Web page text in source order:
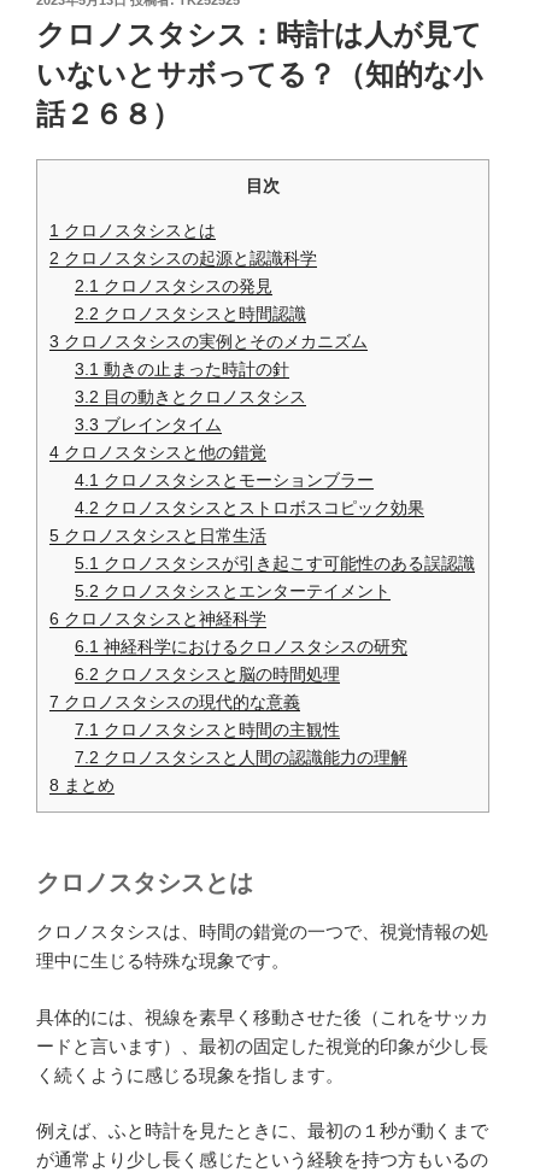
日:
クロノスタシス：時計は人が見て
いないとサボってる？（知的な小
話２６８）
目次
1 クロノスタシスとは
2 クロノスタシスの起源と認識科学
2.1 クロノスタシスの発見
2.2 クロノスタシスと時間認識
3 クロノスタシスの実例とそのメカニズム
3.1 動きの止まった時計の針
3.2 目の動きとクロノスタシス
3.3 ブレインタイム
4 クロノスタシスと他の錯覚
4.1 クロノスタシスとモーションブラー
4.2 クロノスタシスとストロボスコピック効果
5 クロノスタシスと日常生活
5.1 クロノスタシスが引き起こす可能性のある誤認識
5.2 クロノスタシスとエンターテイメント
6 クロノスタシスと神経科学
6.1 神経科学におけるクロノスタシスの研究
6.2 クロノスタシスと脳の時間処理
7 クロノスタシスの現代的な意義
7.1 クロノスタシスと時間の主観性
7.2 クロノスタシスと人間の認識能力の理解
8 まとめ
クロノスタシスとは
クロノスタシスは、時間の錯覚の一つで、視覚情報の処
理中に生じる特殊な現象です。
具体的には、視線を素早く移動させた後（これをサッカ
ードと言います）、最初の固定した視覚的印象が少し長
く続くように感じる現象を指します。
例えば、ふと時計を見たときに、最初の１秒が動くまで
が通常より少し長く感じたという経験を持つ方もいるの